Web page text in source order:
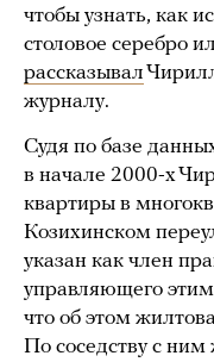
чтобы узнать, как
столовое серебро
рассказывал
журналу.
Судя по базе
в начале 2000-х
квартиры в
Козихинском
указан как член
управляющего
что об этом
По соседству с